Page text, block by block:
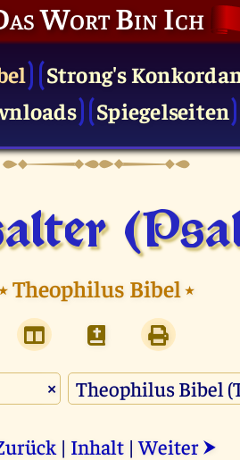
Wort Bin Ich
Strong's
Spiegelseiten
Theophilus Bibel⭑
×
| Inhalt |Weiter ⮞